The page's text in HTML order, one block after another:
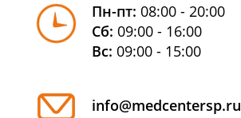
Пн-пт: 08:00 - 20:00
Сб: 09:00 - 16:00
Вс: 09:00 - 15:00
info@medcentersp.ru